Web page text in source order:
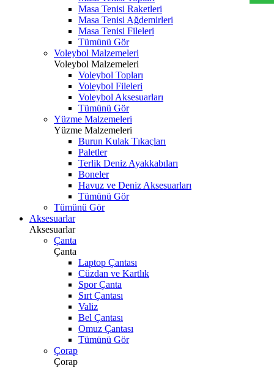
Masa Tenisi Raketleri
Masa Tenisi Ağdemirleri
Masa Tenisi Fileleri
Tümünü Gör
Voleybol Malzemeleri
Voleybol Malzemeleri
Voleybol Topları
Voleybol Fileleri
Voleybol Aksesuarları
Tümünü Gör
Yüzme Malzemeleri
Yüzme Malzemeleri
Burun Kulak Tıkaçları
Paletler
Terlik Deniz Ayakkabıları
Boneler
Havuz ve Deniz Aksesuarları
Tümünü Gör
Tümünü Gör
Aksesuarlar
Aksesuarlar
Çanta
Çanta
Laptop Çantası
Cüzdan ve Kartlık
Spor Çanta
Sırt Çantası
Valiz
Bel Çantası
Omuz Çantası
Tümünü Gör
Çorap
Çorap